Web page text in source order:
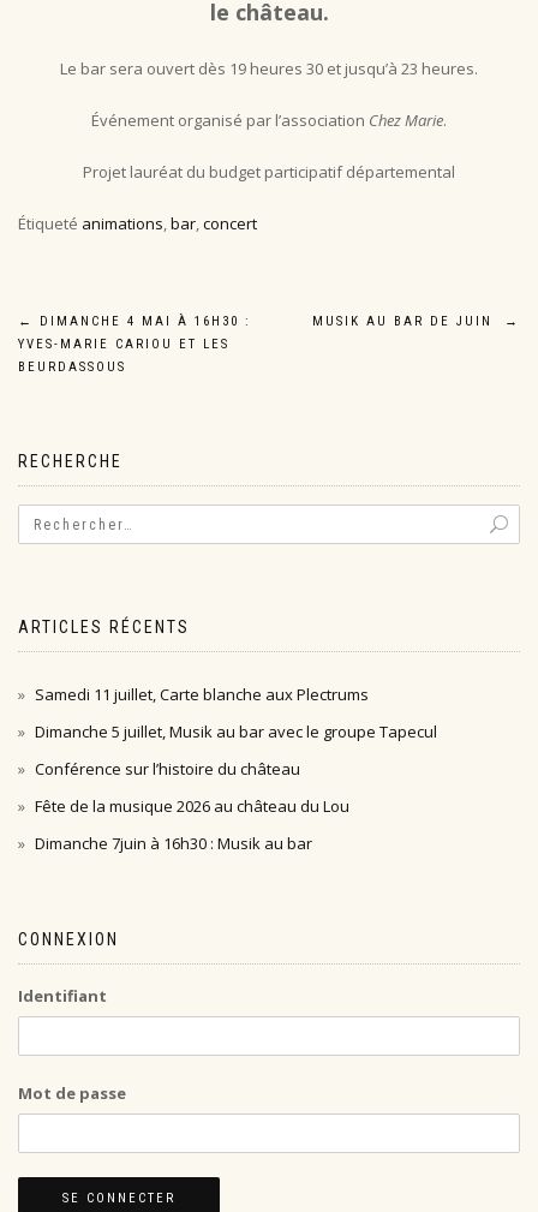
le château.
Le bar sera ouvert dès 19 heures 30 et jusqu’à 23 heures.
Événement organisé par l’association Chez Marie.
Projet lauréat du budget participatif départemental
Étiqueté animations,bar,concert
Navigation
de
←
DIMANCHE 4 MAI À 16H30 :
YVES-MARIE CARIOU ET LES
BEURDASSOUS
MUSIK AU BAR DE JUIN →
RECHERCHE
ARTICLES RÉCENTS
Samedi 11 juillet, Carte blanche aux Plectrums
Dimanche 5 juillet, Musik au bar avec le groupe Tapecul
Conférence sur l’histoire du château
Fête de la musique 2026 au château du Lou
Dimanche 7juin à 16h30 : Musik au bar
CONNEXION
Identifiant
Mot de passe